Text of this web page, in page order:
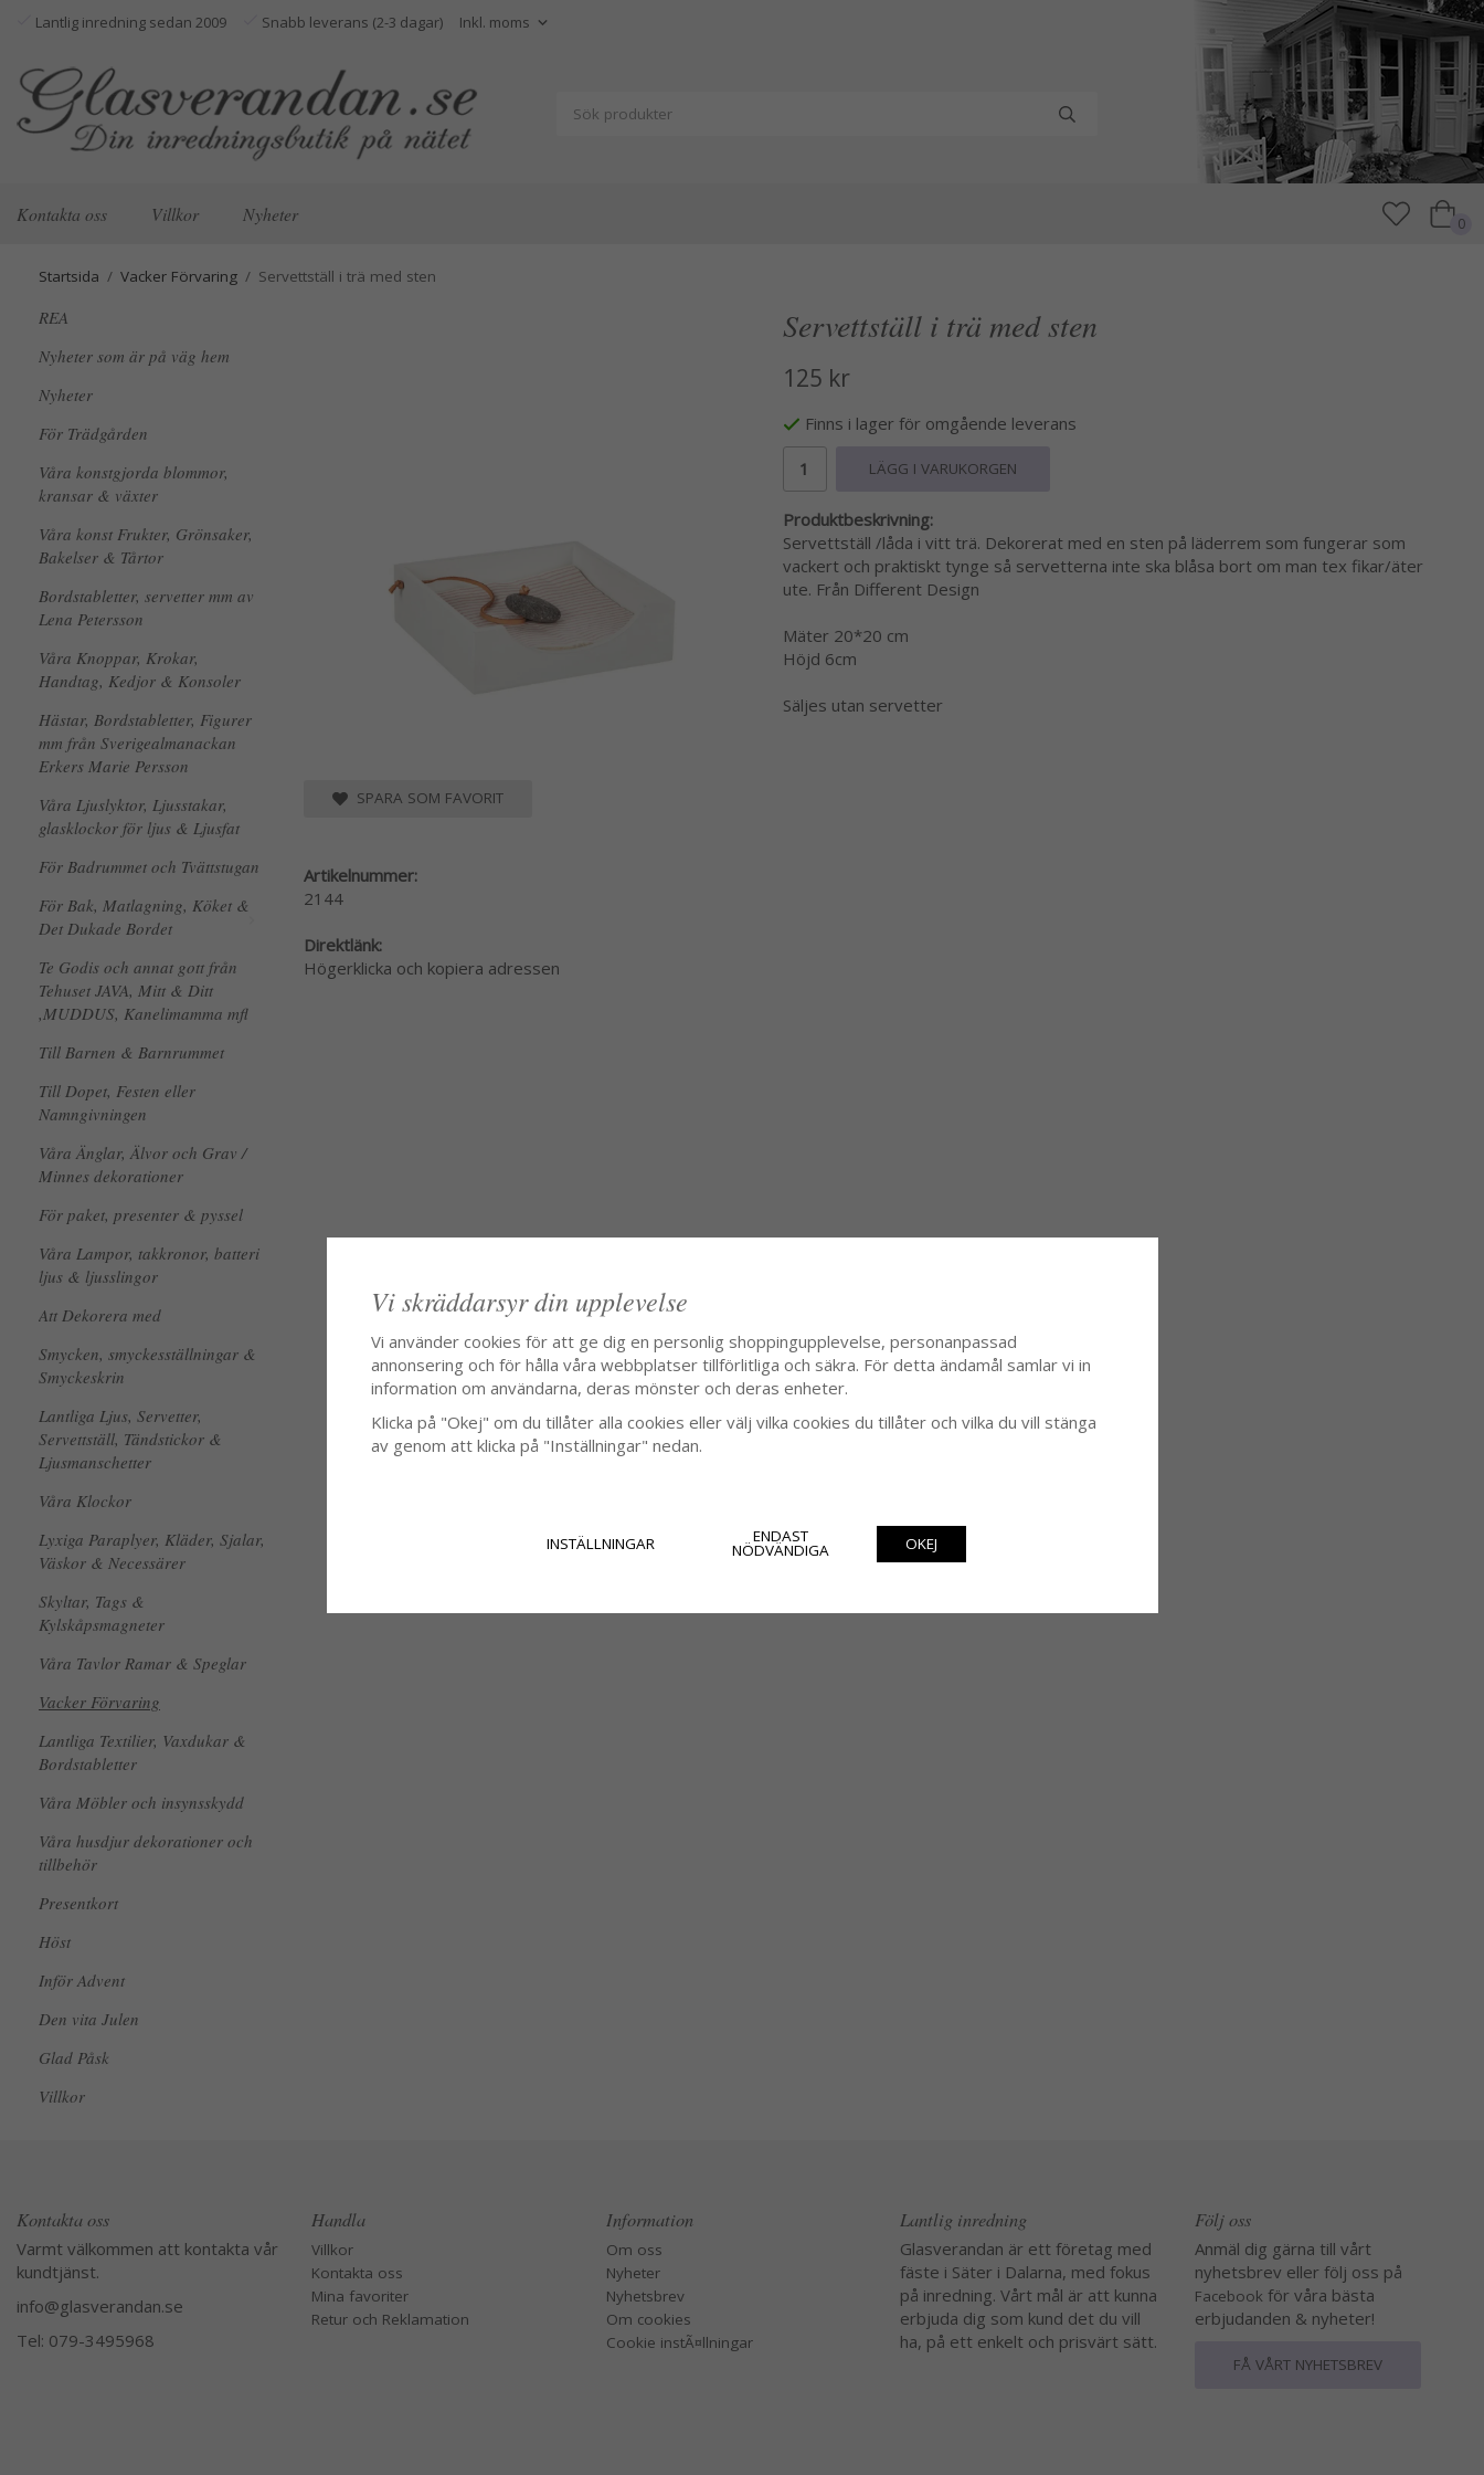
Lantlig inredning sedan 2009 Snabb leverans (2-3 dagar)
Kontakta oss Villkor Nyheter 0
Startsida / Vacker Förvaring / Servettställ i trä med sten
REA
Nyheter som är på väg hem
Nyheter
För Trädgården
Våra konstgjorda blommor,
kransar & växter
Våra konst Frukter, Grönsaker,
Bakelser & Tårtor
Bordstabletter, servetter mm av
Lena Petersson
Våra Knoppar, Krokar,
Handtag, Kedjor & Konsoler
Hästar, Bordstabletter, Figurer
mm från Sverigealmanackan
Erkers Marie Persson
Våra Ljuslyktor, Ljusstakar,
glasklockor för ljus & Ljusfat
För Badrummet och Tvättstugan
För Bak, Matlagning, Köket &
Det Dukade Bordet
Te Godis och annat gott från
Tehuset JAVA, Mitt & Ditt
,MUDDUS, Kanelimamma mfl
Till Barnen & Barnrummet
Till Dopet, Festen eller
Namngivningen
Våra Änglar, Älvor och Grav /
Minnes dekorationer
För paket, presenter & pyssel
Våra Lampor, takkronor, batteri
ljus & ljusslingor
Att Dekorera med
Smycken, smyckesställningar &
Smyckeskrin
Lantliga Ljus, Servetter,
Servettställ, Tändstickor &
Ljusmanschetter
Våra Klockor
Lyxiga Paraplyer, Kläder, Sjalar,
Väskor & Necessärer
Skyltar, Tags &
Kylskåpsmagneter
Våra Tavlor Ramar & Speglar
Vacker Förvaring
Lantliga Textilier, Vaxdukar &
Bordstabletter
Våra Möbler och insynsskydd
Våra husdjur dekorationer och
tillbehör
Presentkort
Höst
Inför Advent
Den vita Julen
Glad Påsk
Villkor
Servettställ i trä med sten
125 kr
Finns i lager för omgående leverans
LÄGG I VARUKORGEN
Produktbeskrivning:
Servettställ /låda i vitt trä. Dekorerat med en sten på läderrem som fungerar som
vackert och praktiskt tynge så servetterna inte ska blåsa bort om man tex fikar/äter
ute. Från Different Design
Mäter 20*20 cm
Höjd 6cm
Säljes utan servetter
SPARA SOM FAVORIT
Artikelnummer:
2144
Direktlänk:
Högerklicka och kopiera adressen
Kontakta oss
Varmt välkommen att kontakta vår
kundtjänst.
info@glasverandan.se
Tel: 079-3495968
Handla
Villkor
Kontakta oss
Mina favoriter
Retur och Reklamation
Information
Om oss
Nyheter
Nyhetsbrev
Om cookies
Cookie instÃ¤llningar
Lantlig inredning
Glasverandan är ett företag med
fäste i Säter i Dalarna, med fokus
på inredning. Vårt mål är att kunna
erbjuda dig som kund det du vill
ha, på ett enkelt och prisvärt sätt.
Följ oss
Anmäl dig gärna till vårt
nyhetsbrev eller följ oss på
Facebook för våra bästa
erbjudanden & nyheter!
FÅ VÅRT NYHETSBREV
Vi skräddarsyr din upplevelse
Vi använder cookies för att ge dig en personlig shoppingupplevelse, personanpassad
annonsering och för hålla våra webbplatser tillförlitliga och säkra. För detta ändamål samlar vi in
information om användarna, deras mönster och deras enheter.
Klicka på "Okej" om du tillåter alla cookies eller välj vilka cookies du tillåter och vilka du vill stänga
av genom att klicka på "Inställningar" nedan.
INSTÄLLNINGAR ENDAST
NÖDVÄNDIGA OKEJ